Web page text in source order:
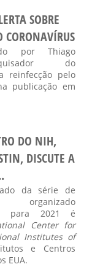
SOBRE
CORONAVÍRUS
por Thiago
do
reinfecção pelo
publicação em
DO NIH,
DISCUTE A
da série de
para 2021 é
Center for
Institutes of
e Centros
EUA.